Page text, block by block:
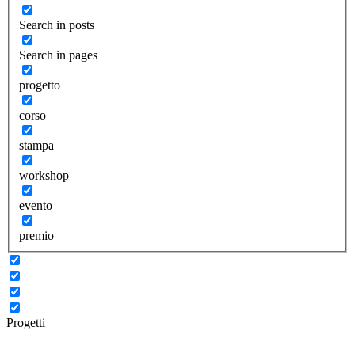
Search in posts
Search in pages
progetto
corso
stampa
workshop
evento
premio
Progetti